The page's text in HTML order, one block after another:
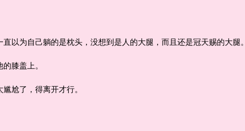
为自己躺的是枕头，没想到是人的大腿，而且还是冠天赐的大腿。
膝盖上。
尬了，得离开才行。